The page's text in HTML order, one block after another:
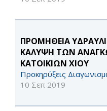
ΠΡΟΜΗΘΕΙΑ
ΚΑΛΥΨΗ ΤΩΝ
ΚΑΤΟΙΚΙΩΝ ΧΙΟΥ
Προκηρύξεις
10 Σεπ 2019